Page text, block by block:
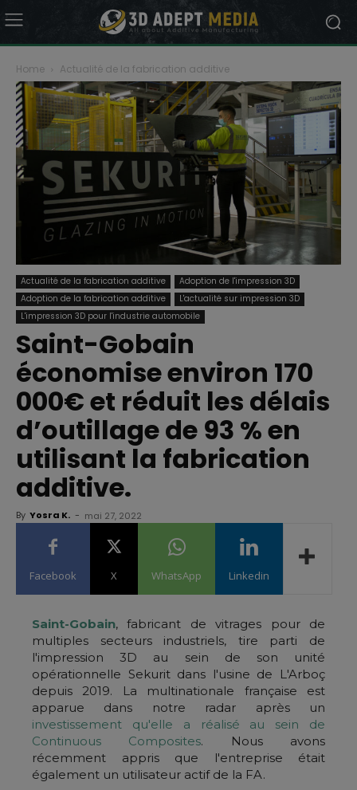
Home Actualité de la fabrication additive
Actualité de la fabrication additive
Adoption de l'impression 3D
Adoption de la fabrication additive
L'actualité sur impression 3D
L'impression 3D pour l'industrie automobile
Saint-Gobain
économise environ 170
000€ et réduit les délais
d’outillage de 93 % en
utilisant la fabrication
additive.
By Yosra K. - mai 27, 2022
Facebook X WhatsApp Linkedin
Saint-Gobain, fabricant de vitrages pour de
multiples secteurs industriels, tire parti de
l'impression 3D au sein de son unité
opérationnelle Sekurit dans l'usine de L'Arboç
depuis 2019. La multinationale française est
apparue dans notre radar après un
investissement qu'elle a réalisé au sein de
Continuous Composites. Nous avons
récemment appris que l'entreprise était
également un utilisateur actif de la FA.